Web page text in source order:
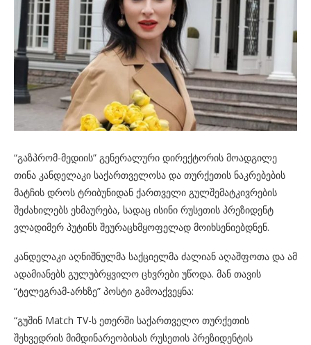
“გაზპრომ-მედიის” გენერალური დირექტორის მოადგილე
თინა კანდელაკი საქართველოსა და თურქეთის ნაკრებების
მატჩის დროს ტრიბუნიდან ქართველი გულშემატკივრების
შეძახილებს ეხმაურება, სადაც ისინი რუსეთის პრეზიდენტ
ვლადიმერ პუტინს შეურაცხმყოფელად მოიხსენიებდნენ.
კანდელაკი აღნიშნულმა საქციელმა ძალიან აღაშფოთა და ამ
ადამიანებს გულუბრყვილო ცხვრები უწოდა. მან თავის
“ტელეგრამ-არხზე” პოსტი გამოაქვეყნა:
“გუშინ Match TV-ს ეთერში საქართველო თურქეთის
შეხვედრის მიმდინარეობისას რუსეთის პრეზიდენტის